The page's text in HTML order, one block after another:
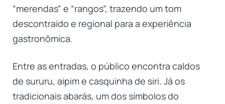
“merendas” e “rangos”, trazendo um tom
descontraído e regional para a experiência
gastronômica.
Entre as entradas, o público encontra caldos
de sururu, aipim e casquinha de siri. Já os
tradicionais abarás, um dos símbolos do